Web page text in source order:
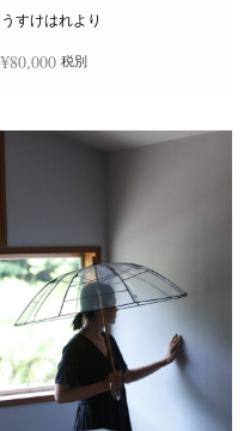
うすけはれより
¥80,000 税別